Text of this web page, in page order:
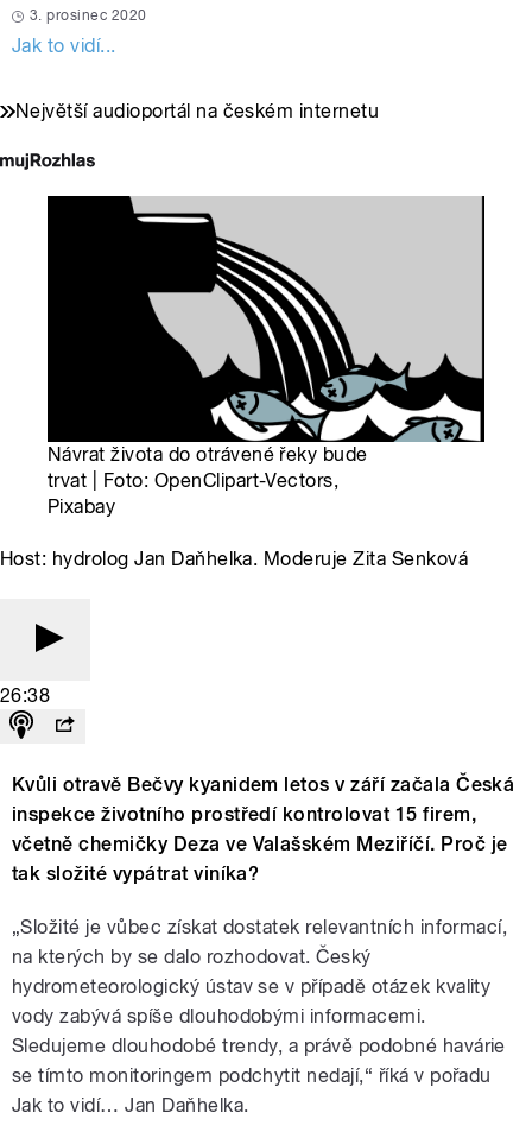
3. prosinec 2020
Jak to vidí...
Největší audioportál na českém internetu
Návrat života do otrávené řeky bude
trvat | Foto: OpenClipart-Vectors,
Pixabay
Host: hydrolog Jan Daňhelka. Moderuje Zita Senková
26:38
Kvůli otravě Bečvy kyanidem letos v září začala Česká
inspekce životního prostředí kontrolovat 15 firem,
včetně chemičky Deza ve Valašském Meziříčí. Proč je
tak složité vypátrat viníka?
„Složité je vůbec získat dostatek relevantních informací,
na kterých by se dalo rozhodovat. Český
hydrometeorologický ústav se v případě otázek kvality
vody zabývá spíše dlouhodobými informacemi.
Sledujeme dlouhodobé trendy, a právě podobné havárie
se tímto monitoringem podchytit nedají,“ říká v pořadu
Jak to vidí… Jan Daňhelka.